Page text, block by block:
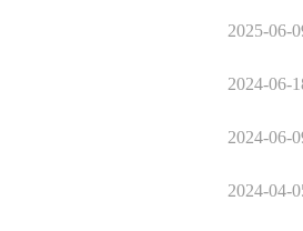
2025-06-
2024-06-
2024-06-
2024-04-